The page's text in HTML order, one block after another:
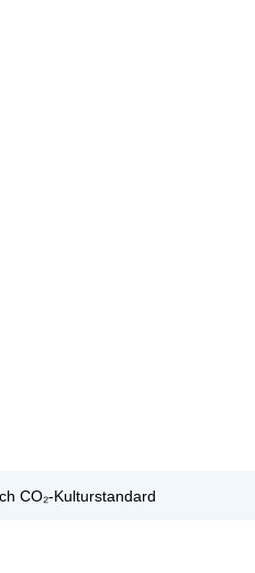
CO₂-Kulturstandard